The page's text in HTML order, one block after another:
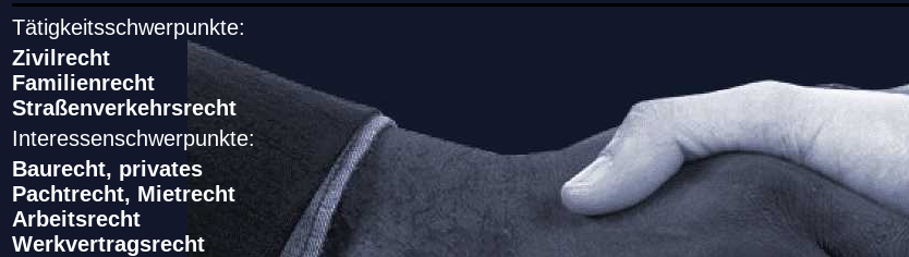
Tätigkeitsschwerpunkte:
Zivilrecht
Familienrecht
Straßenverkehrsrecht
Interessenschwerpunkte:
Baurecht, privates
Pachtrecht, Mietrecht
Arbeitsrecht
Werkvertragsrecht